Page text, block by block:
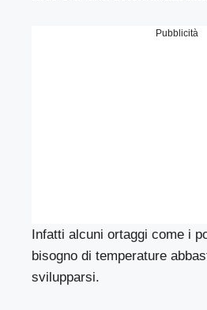
Pubblicità
Infatti alcuni ortaggi come i
bisogno di temperature
svilupparsi.